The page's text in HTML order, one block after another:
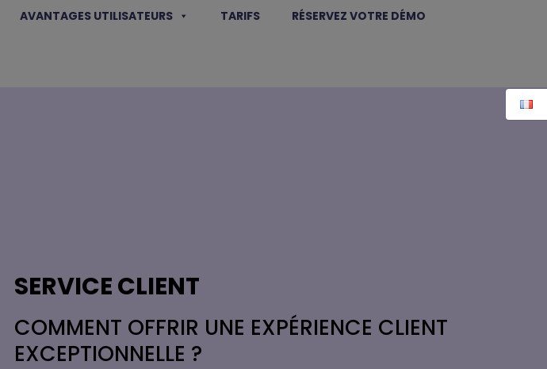
AVANTAGES UTILISATEURS TARIFS
RÉSERVEZ VOTRE DÉMO
SERVICE CLIENT
COMMENT OFFRIR UNE EXPÉRIENCE CLIENT
EXCEPTIONNELLE ?